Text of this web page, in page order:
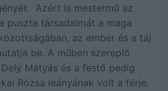
Azért is mestermű az
puszta társadalmát a maga
az ember és a táj
be. A műben szereplő
Mátyás és a festő pedig
Rózsa leányának volt a férje.